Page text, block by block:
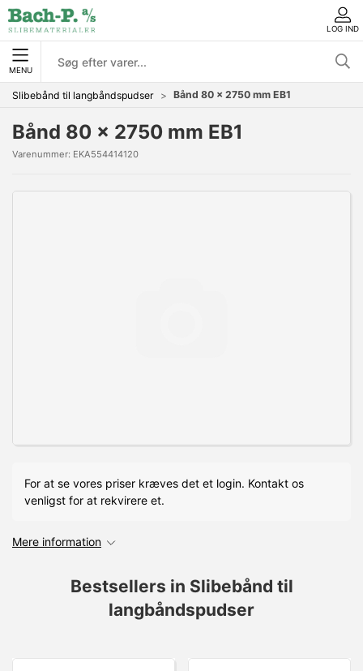
LOG IND
MENU
Slibebånd til langbåndspudser Bånd 80 x 2750 mm EB1
Bånd 80 x 2750 mm EB1
Varenummer: EKA554414120
For at se vores priser kræves det et login. Kontakt os
venligst for at rekvirere et.
Mere information
Bestsellers in Slibebånd til
langbåndspudser